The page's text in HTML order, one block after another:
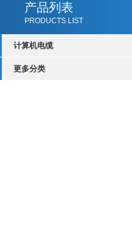
产品列表
PRODUCTS LIST
计算机电缆
更多分类